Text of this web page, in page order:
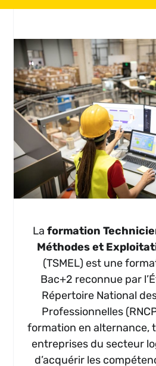
La formation
Méthodes et
(TSMEL) est une
Bac+2 reconnue par
Répertoire National
Professionnelles
formation en alternance,
entreprises du secteur
d’acquérir les